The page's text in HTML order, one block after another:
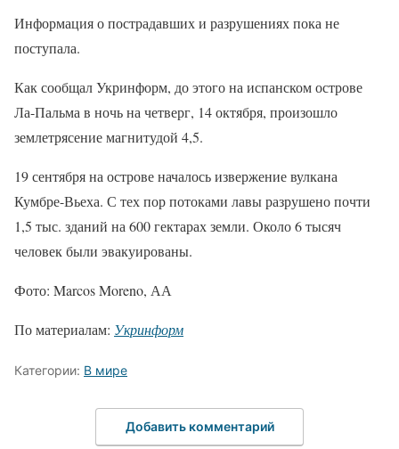
Информация о пострадавших и разрушениях пока не
поступала.
Как сообщал Укринформ, до этого на испанском острове
Ла-Пальма в ночь на четверг, 14 октября, произошло
землетрясение магнитудой 4,5.
19 сентября на острове началось извержение вулкана
Кумбре-Вьеха. С тех пор потоками лавы разрушено почти
1,5 тыс. зданий на 600 гектарах земли. Около 6 тысяч
человек были эвакуированы.
Фото: Marcos Moreno, АА
По материалам: Укринформ
Категории: В мире
Добавить комментарий